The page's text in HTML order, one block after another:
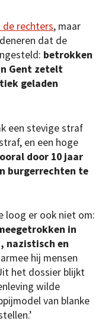
de rechters, maar
dat de
betrokken
Gent zetelt
geladen
een stevige straf
en een hoge
door 10 jaar
burgerrechten te
loog er ook niet om:
in
nazistisch en
hij mensen
het dossier blijkt
wilde
van blanke